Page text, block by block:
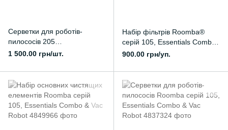
Серветки для роботів-
пилососів 205
Dustcompactor Combo, 2 шт.
1 500.00 грн/шт.
Набір фільтрів Roomba®
серій 105, Essentials Combo
& Vac Robots. (3шт.)
900.00 грн/уп.